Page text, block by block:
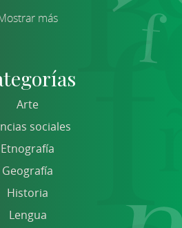
más
Arte
sociales
Etnografía
Geografía
Historia
Lengua